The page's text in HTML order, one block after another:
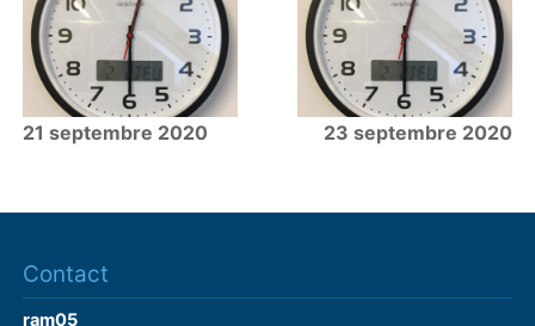
21 septembre 2020 23 septembre 2020
Contact
ram05